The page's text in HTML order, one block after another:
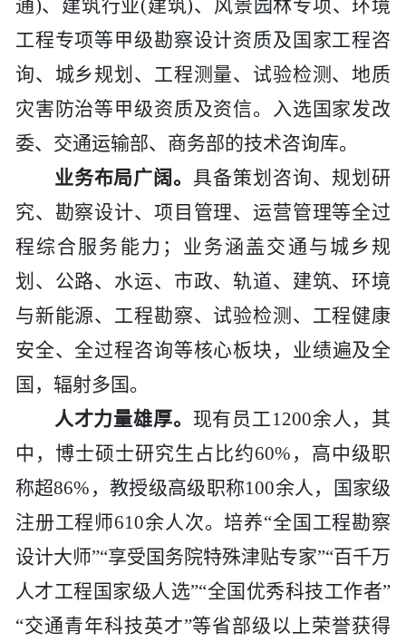
工程
国际
通)、建筑行业(建筑)、风景园林专项、环境
工程专项等甲级勘察设计资质及国家工程咨
询、城乡规划、工程测量、试验检测、地质
灾害防治等甲级资质及资信。入选国家发改
委、交通运输部、商务部的技术咨询库。
业务布局广阔。 具备策划咨询、规划研
究、勘察设计、项目管理、运营管理等全过
程综合服务能力；业务涵盖交通与城乡规
划、公路、水运、市政、轨道、建筑、环境
与新能源、工程勘察、试验检测、 工程健康
安全、全过程咨询等核心板块，业绩遍及全
国，辐射多国。
人才力量雄厚。 现有员工 1200余人，其
中，博士硕士研究生占比约60%，高中级职
称超86%，教授级高级职称100余人，国家级
注册工程师610余人次。培养“全国工程勘察
设计大师”“享受国务院特殊津贴专家”“百千万
人才工程国家级人选”“全国优秀科技工作者”
“交通青年科技英才”等省部级以上荣誉获得